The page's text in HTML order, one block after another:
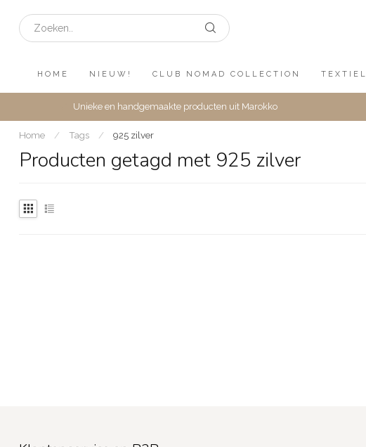
HOME NIEUW! CLUB NOMAD COLLECTION TEXTIEL
Unieke en handgemaakte producten uit Marokko
Home / Tags / 925 zilver
Producten getagd met 925 zilver